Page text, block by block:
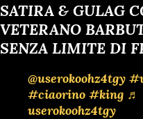
SATIRA & GULAG
VETERANO
SENZA LIMITE DI
@userokoohz4tgy
#ciaorino #king ♬
userokoohz4tgy